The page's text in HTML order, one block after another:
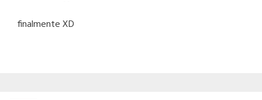
finalmente XD